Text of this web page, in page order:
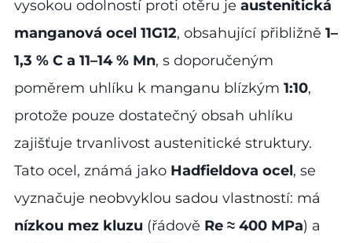
vysokou odolností proti otěru je austenitická
manganová ocel 11G12, obsahující přibližně 1–
1,3 % C a 11–14 % Mn, s doporučeným
poměrem uhlíku k manganu blízkým 1:10,
protože pouze dostatečný obsah uhlíku
zajišťuje trvanlivost austenitické struktury.
Tato ocel, známá jako Hadfieldova ocel, se
vyznačuje neobvyklou sadou vlastností: má
nízkou mez kluzu (řádově Re ≈ 400 MPa) a